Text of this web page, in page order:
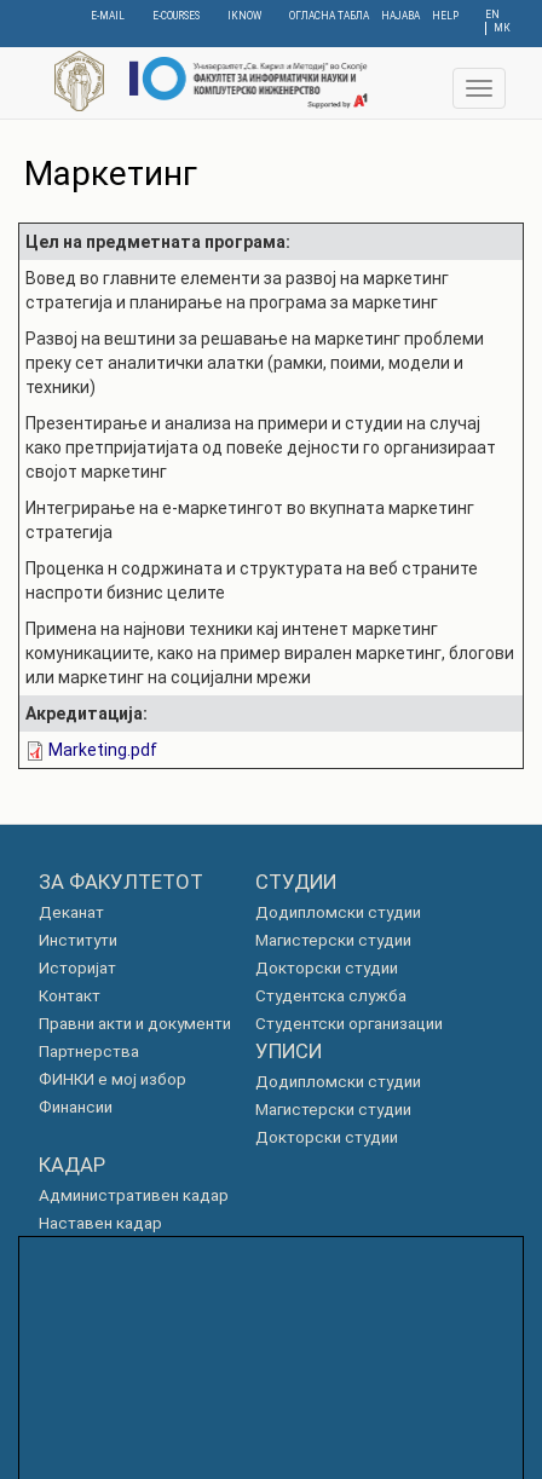
content
EN
МК
E-MAIL E-COURSES IKNOW ОГЛАСНА ТАБЛА НАЈАВА HELP
Toggle
Маркетинг
Цел на предметната програма:
Вовед во главните елементи за развој на маркетинг
стратегија и планирање на програма за маркетинг
Развој на вештини за решавање на маркетинг проблеми
преку сет аналитички алатки (рамки, поими, модели и
техники)
Презентирање и анализа на примери и студии на случај
како претпријатијата од повеќе дејности го организираат
својот маркетинг
Интегрирање на е-маркетингот во вкупната маркетинг
стратегија
Проценка н содржината и структурата на веб страните
наспроти бизнис целите
Примена на најнови техники кај интенет маркетинг
комуникациите, како на пример вирален маркетинг, блогови
или маркетинг на социјални мрежи
Акредитација:
Marketing.pdf
ЗА ФАКУЛТЕТОТ
Деканат
Институти
Историјат
Контакт
Правни акти и документи
Партнерства
ФИНКИ е мој избор
Финансии
СТУДИИ
Додипломски студии
Магистерски студии
Докторски студии
Студентска служба
Студентски организации
УПИСИ
Додипломски студии
Магистерски студии
Докторски студии
КАДАР
Административен кадар
Наставен кадар